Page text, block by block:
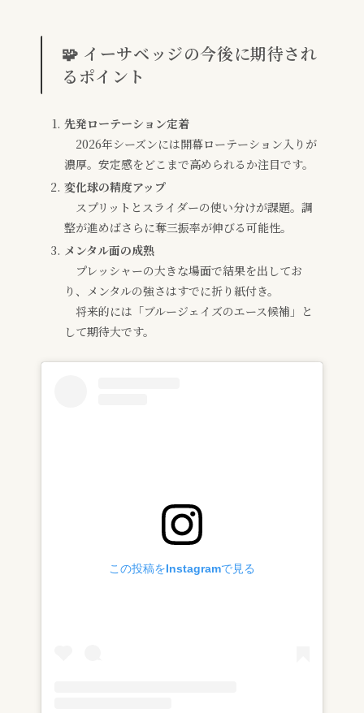
🧩 イーサベッジの今後に期待され
るポイント
先発ローテーション定着
2026年シーズンには開幕ローテーション入りが
濃厚。安定感をどこまで高められるか注目です。
変化球の精度アップ
スプリットとスライダーの使い分けが課題。調
整が進めばさらに奪三振率が伸びる可能性。
メンタル面の成熟
プレッシャーの大きな場面で結果を出してお
り、メンタルの強さはすでに折り紙付き。
将来的には「ブルージェイズのエース候補」と
して期待大です。
この投稿をInstagramで見る